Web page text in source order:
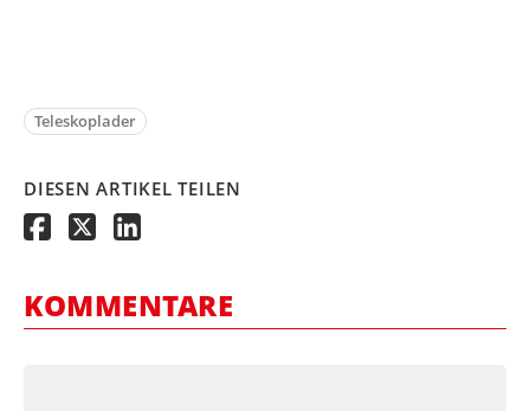
Teleskoplader
DIESEN ARTIKEL TEILEN
KOMMENTARE